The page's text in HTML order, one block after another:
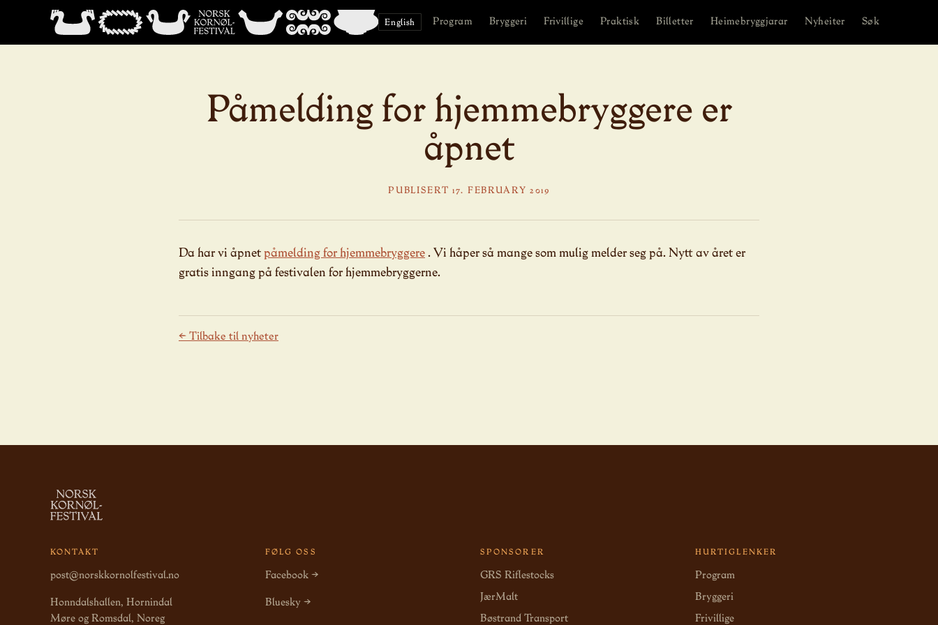
English Program Bryggeri Frivillige Praktisk Billetter Heimebryggjarar Nyheiter Søk
Påmelding for hjemmebryggere er
åpnet
PUBLISERT 17. FEBRUARY 2019
Da har vi åpnetpåmelding for hjemmebryggere. Vi håper så mange som mulig melder seg på. Nytt av året er
gratis inngang på festivalen for hjemmebryggerne.
← Tilbake til nyheter
KONTAKT
post@norskkornolfestival.no
Honndalshallen, Hornindal
Møre og Romsdal, Noreg
FØLG OSS
Facebook →
Bluesky →
SPONSORER
GRS Riflestocks
JærMalt
Bøstrand Transport
HURTIGLENKER
Program
Bryggeri
Frivillige